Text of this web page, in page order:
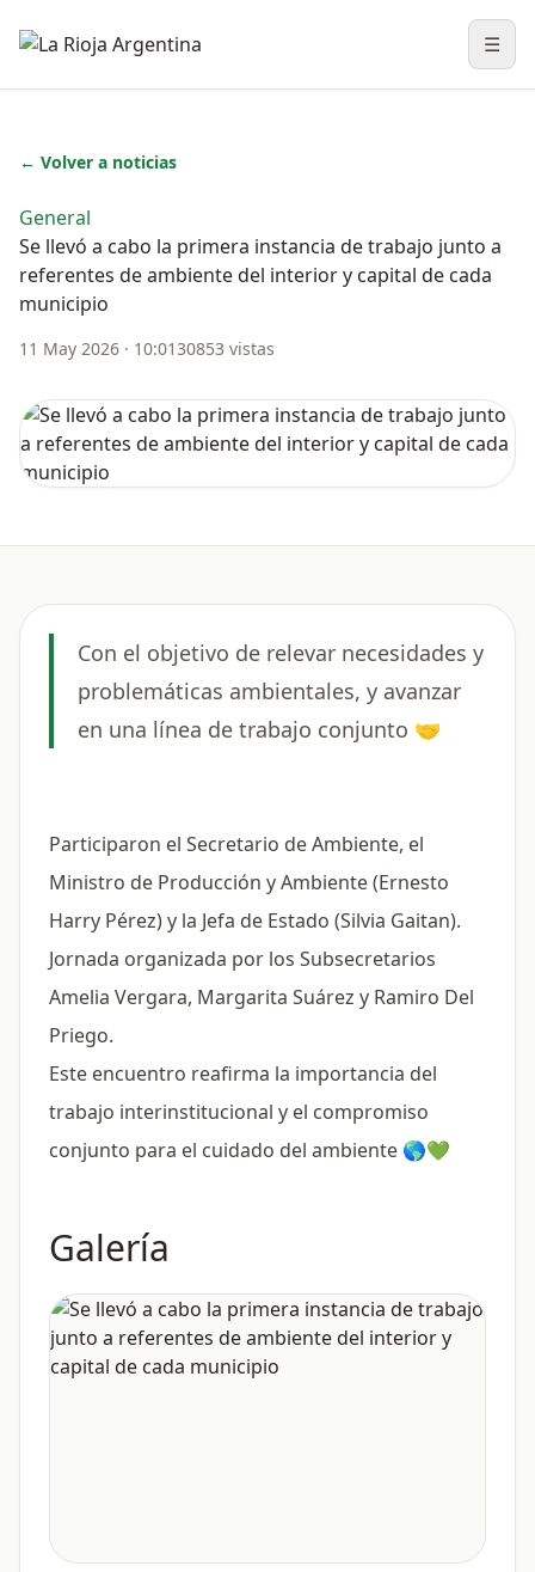
☰
← Volver a noticias
General
Se llevó a cabo la primera instancia de trabajo junto a
referentes de ambiente del interior y capital de cada
municipio
11 May 2026 · 10:0130853 vistas
Con el objetivo de relevar necesidades y
problemáticas ambientales, y avanzar
en una línea de trabajo conjunto 🤝
Participaron el Secretario de Ambiente, el
Ministro de Producción y Ambiente (Ernesto
Harry Pérez) y la Jefa de Estado (Silvia Gaitan).
Jornada organizada por los Subsecretarios
Amelia Vergara, Margarita Suárez y Ramiro Del
Priego.
Este encuentro reafirma la importancia del
trabajo interinstitucional y el compromiso
conjunto para el cuidado del ambiente 🌎💚
Galería